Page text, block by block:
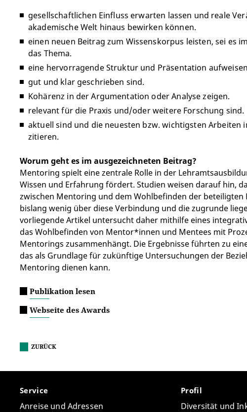
gesellschaftlichen Einfluss erwarten lassen und reale
akademische Welt hinaus bewirken können.
einen neuen Beitrag zum Wissenskorpus leisten, sei es
das Thema.
eine hervorragende Struktur und Präsentation
gut und klar geschrieben sind.
Kohärenz in der Argumentation oder Analyse zeigen.
relevant für die Praxis und/oder weitere Forschung sind.
aktuell sind und die neuesten bzw. wichtigsten Arbeiten
zitieren.
Worum geht es im ausgezeichneten Beitrag?
Mentoring spielt eine zentrale Rolle in der
Wissen und Erfahrung fördert. Studien weisen darauf hin,
zwischen Mentoring und dem Wohlbefinden der beteiligten
bislang wenig über diese Verbindung und die zugrunde
vorliegende Artikel untersucht daher mithilfe eines
das Wohlbefinden von Mentor*innen und Mentees mit
Mentorings zusammenhängt. Die Ergebnisse führten zu
das als Grundlage für zukünftige Untersuchungen der
Mentoring dienen kann.
Publikation lesen
Webseite des Awards
ZURÜCK
Service
Anreise und Adressen
Profil
Diversität und